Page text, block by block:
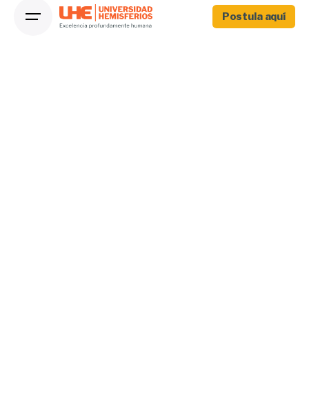
Postula aquí